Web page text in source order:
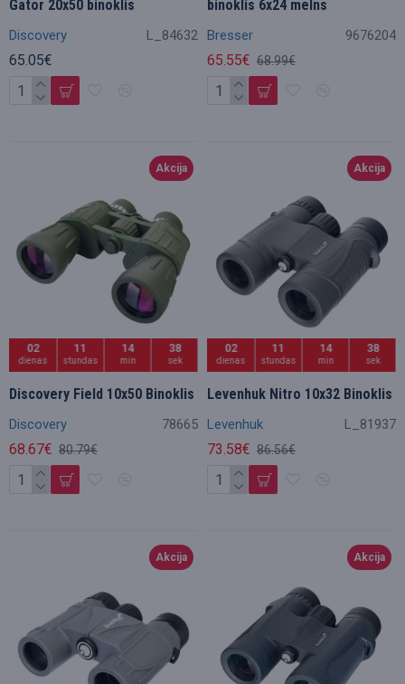
Discovery L_84632
Gator 20x50 binoklis
65.05€
Bresser 9676204
binoklis 6x24 melns
65.55€ 68.99€
Akcija
02
dienas
11
stundas
14
min
36
sek
Discovery 78665
Discovery Field 10x50 Binoklis
68.67€ 80.79€
Akcija
02
dienas
11
stundas
14
min
36
sek
Levenhuk L_81937
Levenhuk Nitro 10x32 Binoklis
73.58€ 86.56€
Akcija Akcija